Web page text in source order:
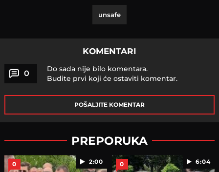
unsafe
KOMENTARI
0
Do sada nije bilo komentara.
Budite prvi koji će ostaviti komentar.
POŠALJITE KOMENTAR
PREPORUKA
2:00
0 6:04
0